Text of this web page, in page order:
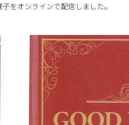
をオンラインで配信しました。